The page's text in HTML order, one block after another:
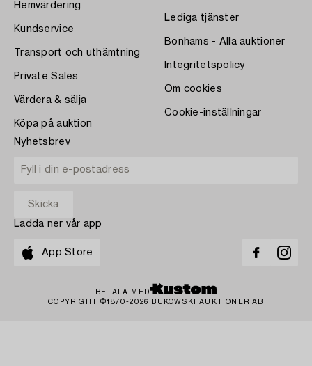
Hemvärdering
Kundservice
Transport och uthämtning
Private Sales
Värdera & sälja
Köpa på auktion
Lediga tjänster
Bonhams - Alla auktioner
Integritetspolicy
Om cookies
Cookie-inställningar
Nyhetsbrev
Ladda ner vår app
App Store
BETALA MED
COPYRIGHT ©1870-2026 BUKOWSKI AUKTIONER AB